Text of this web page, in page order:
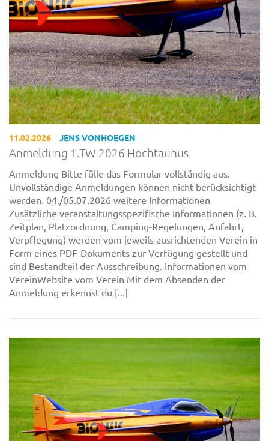
11.02.2026 JENS VONHOEGEN
Anmeldung 1.TW 2026 Hochtaunus
Anmeldung Bitte fülle das Formular vollständig aus.
Unvollständige Anmeldungen können nicht berücksichtigt
werden. 04./05.07.2026 weitere Informationen
Zusätzliche veranstaltungsspezifische Informationen (z. B.
Zeitplan, Platzordnung, Camping-Regelungen, Anfahrt,
Verpflegung) werden vom jeweils ausrichtenden Verein in
Form eines PDF-Dokuments zur Verfügung gestellt und
sind Bestandteil der Ausschreibung. Informationen vom
VereinWebsite vom Verein Mit dem Absenden der
Anmeldung erkennst du [...]